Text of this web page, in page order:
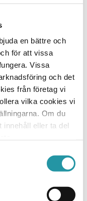
en bättre och
för att vissa
Vissa
och det
från företag vi
vilka cookies vi
Om du
eller ta del
Ombyggnad